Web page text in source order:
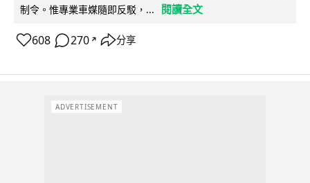
制令。惟專業車媒隨即反駁，...
閱讀全文
608 270 ↗ 分享
ADVERTISEMENT